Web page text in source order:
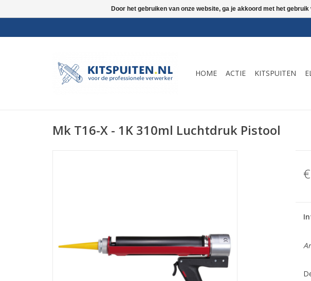
HOME ACTIE KITSPUITEN
Mk T16-X - 1K 310ml Luchtdruk Pistool
Door het gebruiken van onze website, ga je akkoord met het